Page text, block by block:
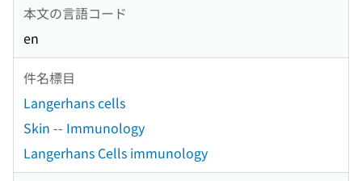
本文の言語コード
en
件名標目
Langerhans cells
Skin -- Immunology
Langerhans Cells immunology